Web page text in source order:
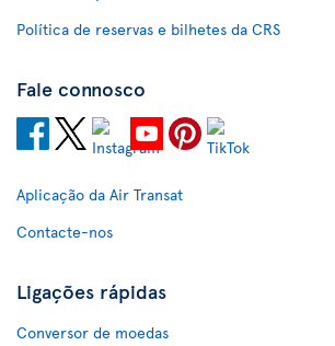
Política de reservas e bilhetes da CRS
Fale connosco
Aplicação da Air Transat
Contacte-nos
Ligações rápidas
Conversor de moedas